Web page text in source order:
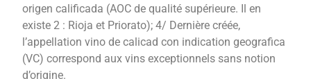
origen calificada (AOC de qualité supérieure. Il en
existe 2 : Rioja et Priorato); 4/ Dernière créée,
l’appellation vino de calicad con indication geografica
(VC) correspond aux vins exceptionnels sans notion
d’origine.